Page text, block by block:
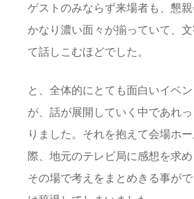
ゲストのみならず来場者も、懇
かなり濃い面々が揃っていて、
て話しこむほどでした。
と、全体的にとても面白いイベ
が、話が展開していく中であれ
りました。それを抱えて会場ホ
際、地元のテレビ局に感想を求め
その場で考えをまとめきる事が